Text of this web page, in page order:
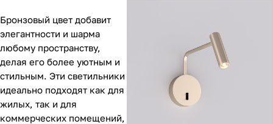
Бронзовый цвет добавит
элегантности и шарма
любому пространству,
делая его более уютным и
стильным. Эти светильники
идеально подходят как для
жилых, так и для
коммерческих помещений,